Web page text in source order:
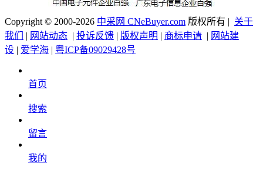
Copyright © 2000-2026 中采网 CNeBuyer.com 版权所有 | 关于
我们
| 网站动态 | 投诉反馈 | 版权声明 | 商标申请 | 网站建
设 | 爱学海 | 粤ICP备09029428号
首页
搜索
留言
我的